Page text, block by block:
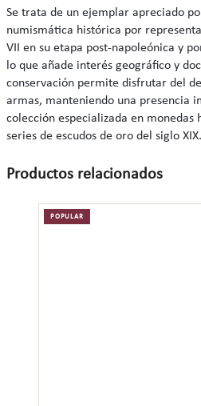
Se trata de un ejemplar apreciado
numismática histórica por
VII en su etapa post-napoleónica y
lo que añade interés geográfico y
conservación permite disfrutar del
armas, manteniendo una presencia
colección especializada en monedas
series de escudos de oro del siglo XIX.
Productos relacionados
POPULAR